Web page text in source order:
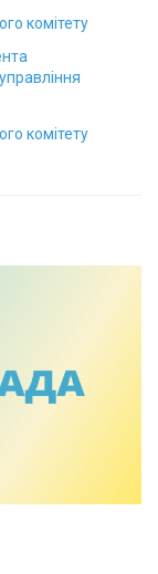
комітету
комітету